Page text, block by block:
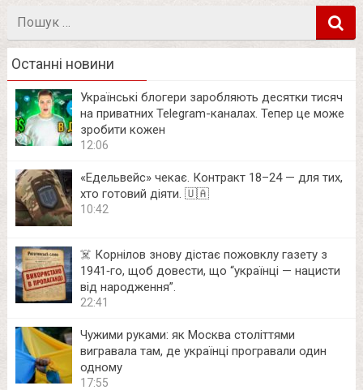
Пошук
Останні новини
Українські блогери заробляють десятки тисяч
на приватних Telegram-каналах. Тепер це може
зробити кожен
12:06
«Едельвейс» чекає. Контракт 18–24 — для тих,
хто готовий діяти. 🇺🇦
10:42
☠️ Корнілов знову дістає пожовклу газету з
1941‑го, щоб довести, що “українці — нацисти
від народження”.
22:41
Чужими руками: як Москва століттями
вигравала там, де українці програвали один
одному
17:55